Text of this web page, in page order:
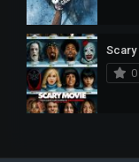
Scary
0